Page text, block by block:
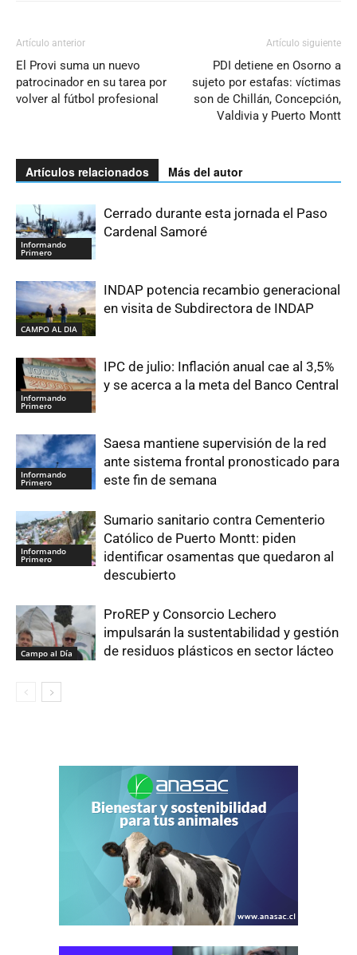
Artículo anterior
El Provi suma un nuevo
patrocinador en su tarea por
volver al fútbol profesional
Artículo siguiente
PDI detiene en Osorno a
sujeto por estafas: víctimas
son de Chillán, Concepción,
Valdivia y Puerto Montt
Artículos relacionados Más del autor
Informando
Primero
Cerrado durante esta jornada el Paso
Cardenal Samoré
CAMPO AL DIA
INDAP potencia recambio generacional
en visita de Subdirectora de INDAP
Informando
Primero
IPC de julio: Inflación anual cae al 3,5%
y se acerca a la meta del Banco Central
Informando
Primero
Saesa mantiene supervisión de la red
ante sistema frontal pronosticado para
este fin de semana
Informando
Primero
Sumario sanitario contra Cementerio
Católico de Puerto Montt: piden
identificar osamentas que quedaron al
descubierto
Campo al Día
ProREP y Consorcio Lechero
impulsarán la sustentabilidad y gestión
de residuos plásticos en sector lácteo